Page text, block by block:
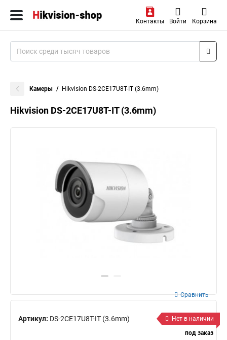
Контакты Войти Корзина
Камеры Hikvision DS-2CE17U8T-IT (3.6mm)
Hikvision DS-2CE17U8T-IT (3.6mm)
Артикул: DS-2CE17U8T-IT (3.6mm)
Сравнить
Нет в наличии
под заказ